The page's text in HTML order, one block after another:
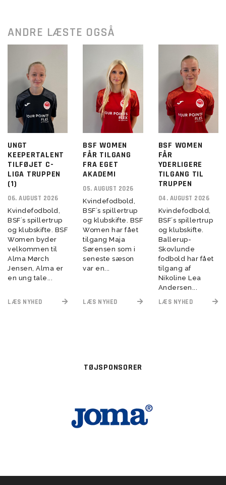
ANDRE LÆSTE OGSÅ
UNGT
KEEPERTALENT
TILFØJET C-
LIGA TRUPPEN
(1)
06. AUGUST 2026
Kvindefodbold,
BSF´s spillertrup
og klubskifte. BSF
Women byder
velkommen til
Alma Mørch
Jensen, Alma er
en ung tale...
LÆS NYHED
BSF WOMEN
FÅR TILGANG
FRA EGET
AKADEMI
05. AUGUST 2026
Kvindefodbold,
BSF´s spillertrup
og klubskifte. BSF
Women har fået
tilgang Maja
Sørensen som i
seneste sæson
var en...
LÆS NYHED
BSF WOMEN
FÅR
YDERLIGERE
TILGANG TIL
TRUPPEN
04. AUGUST 2026
Kvindefodbold,
BSF´s spillertrup
og klubskifte.
Ballerup-
Skovlunde
fodbold har fået
tilgang af
Nikoline Lea
Andersen...
LÆS NYHED
TØJSPONSORER